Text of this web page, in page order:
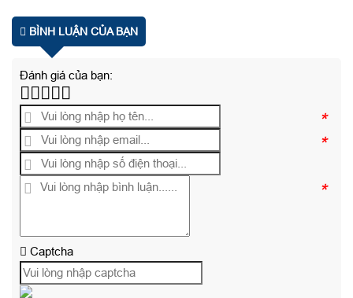
BÌNH LUẬN CỦA BẠN
Đánh giá của bạn:
*
*
*
Captcha